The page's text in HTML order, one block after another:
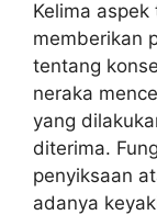
Kelima
memberikan
tentang
neraka
yang
diterima.
penyiksaan
adanya